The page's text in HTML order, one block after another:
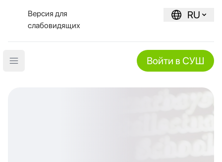
Версия для
слабовидящих
RU
Open main menu Войти в СУШ